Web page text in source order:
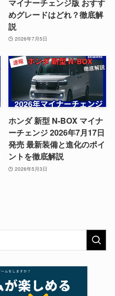
マイナーチェンジ版 おすす
めグレードはどれ？徹底解
説
2026年7月5日
ホンダ 新型 N-BOX マイナ
ーチェンジ 2026年7月17日
発売 最新装備と進化のポイ
ントを徹底解説
2026年5月3日